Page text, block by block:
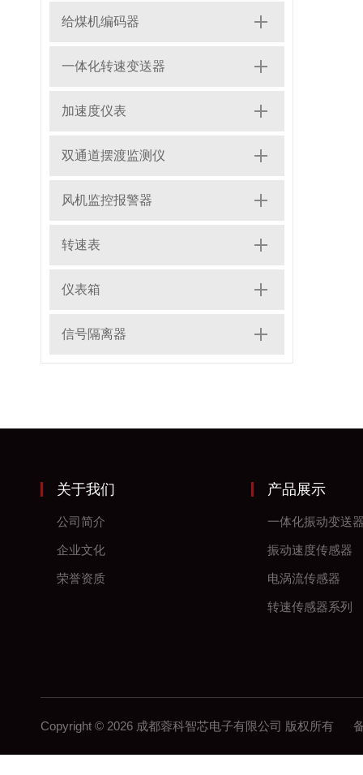
给煤机编码器
一体化转速变送器
加速度仪表
双通道摆渡监测仪
风机监控报警器
转速表
仪表箱
信号隔离器
关于我们
公司简介
企业文化
荣誉资质
产品展示
一体化振动变送
振动速度传感器
电涡流传感器
转速传感器系列
Copyright © 2026 成都蓉科智芯电子有限公司 版权所有